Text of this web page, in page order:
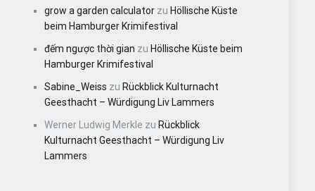
grow a garden calculator zu Höllische Küste
beim Hamburger Krimifestival
đếm ngược thời gian zu Höllische Küste beim
Hamburger Krimifestival
Sabine_Weiss zu Rückblick Kulturnacht
Geesthacht – Würdigung Liv Lammers
Werner Ludwig Merkle zu Rückblick
Kulturnacht Geesthacht – Würdigung Liv
Lammers